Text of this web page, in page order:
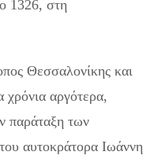
1326, στη
Θεσσαλονίκης και
χρόνια αργότερα,
παράταξη των
αυτοκράτορα Ιωάννη